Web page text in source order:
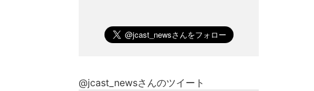
@jcast_newsさんのツイート